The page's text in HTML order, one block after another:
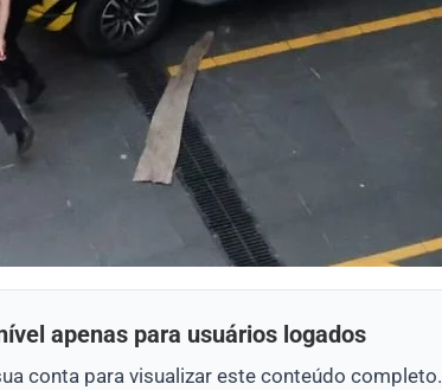
apenas para usuários logados
conta para visualizar este conteúdo completo.